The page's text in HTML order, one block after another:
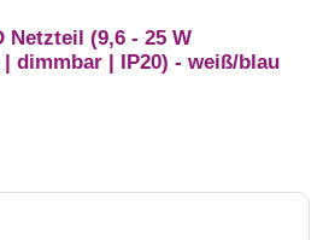
Netzteil (9,6 - 25 W
dimmbar | IP20) - weiß/blau